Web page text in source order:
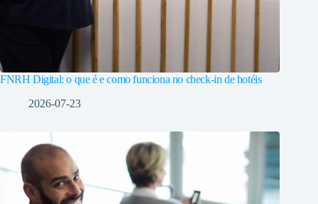
FNRH Digital: o que é e como funciona no check-in de hotéis
2026-07-23